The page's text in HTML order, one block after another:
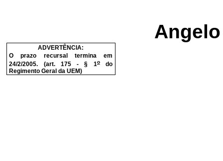
ADVERTÊNCIA:
O prazo recursal termina em
24/2/2005. (art. 175 - § 1odo
Regimento Geral da UEM)